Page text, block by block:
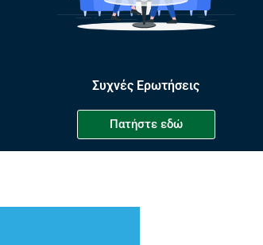
Συχνές Ερωτήσεις
Πατήστε εδώ